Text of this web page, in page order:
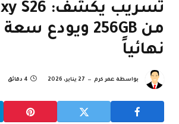
نهائياً
بواسطة عمر كرم 27 يناير، 2026 4 دقائق